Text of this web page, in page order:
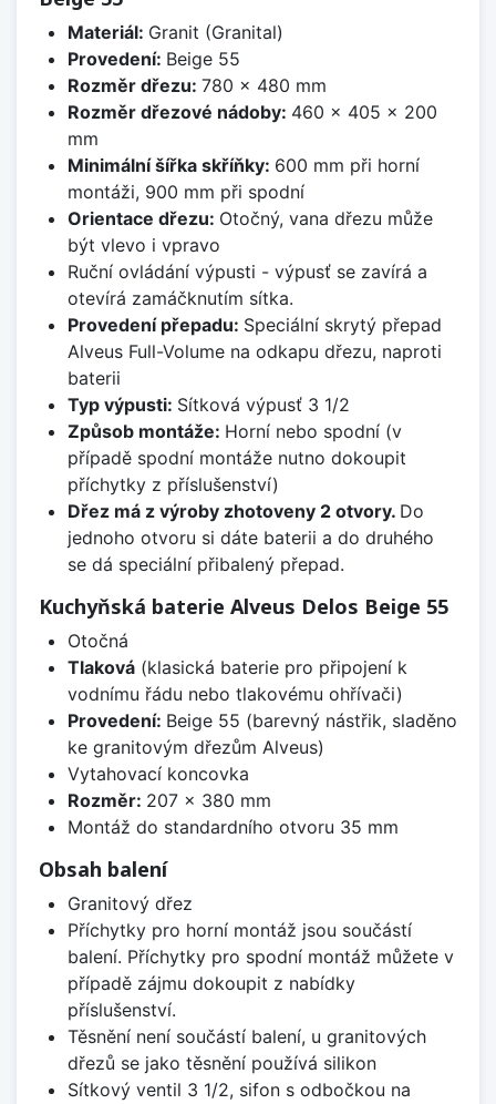
Materiál: Granit (Granital)
Provedení: Beige 55
Rozměr dřezu: 780 x 480 mm
Rozměr dřezové nádoby: 460 x 405 x 200
mm
Minimální šířka skříňky: 600 mm při horní
montáži, 900 mm při spodní
Orientace dřezu: Otočný, vana dřezu může
být vlevo i vpravo
Ruční ovládání výpusti - výpusť se zavírá a
otevírá zamáčknutím sítka.
Provedení přepadu: Speciální skrytý přepad
Alveus Full-Volume na odkapu dřezu, naproti
baterii
Typ výpusti: Sítková výpusť 3 1/2
Způsob montáže: Horní nebo spodní (v
případě spodní montáže nutno dokoupit
příchytky z příslušenství)
Dřez má z výroby zhotoveny 2 otvory. Do
jednoho otvoru si dáte baterii a do druhého
se dá speciální přibalený přepad.
Kuchyňská baterie Alveus Delos Beige 55
Otočná
Tlaková(klasická baterie pro připojení k
vodnímu řádu nebo tlakovému ohřívači)
Provedení: Beige 55 (barevný nástřik, sladěno
ke granitovým dřezům Alveus)
Vytahovací koncovka
Rozměr: 207 x 380 mm
Montáž do standardního otvoru 35 mm
Obsah balení
Granitový dřez
Příchytky pro horní montáž jsou součástí
balení. Příchytky pro spodní montáž můžete v
případě zájmu dokoupit z nabídky
příslušenství.
Těsnění není součástí balení, u granitových
dřezů se jako těsnění používá silikon
Sítkový ventil 3 1/2, sifon s odbočkou na